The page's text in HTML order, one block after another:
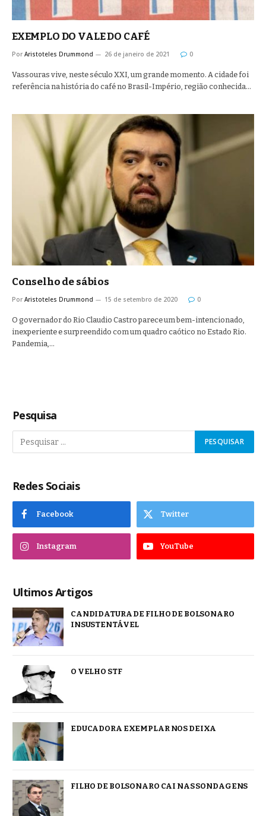
EXEMPLO DO VALE DO CAFÉ
Por Aristoteles Drummond 26 de janeiro de 2021 0
Vassouras vive, neste século XXI, um grande momento. A cidade foi
referência na história do café no Brasil-Império, região conhecida…
Conselho de sábios
Por Aristoteles Drummond 15 de setembro de 2020 0
O governador do Rio Claudio Castro parece um bem-intencionado,
inexperiente e surpreendido com um quadro caótico no Estado Rio.
Pandemia,…
Pesquisa
Redes Sociais
Facebook Twitter
Instagram YouTube
Ultimos Artigos
CANDIDATURA DE FILHO DE BOLSONARO
INSUSTENTÁVEL
O VELHO STF
EDUCADORA EXEMPLAR NOS DEIXA
FILHO DE BOLSONARO CAI NAS SONDAGENS